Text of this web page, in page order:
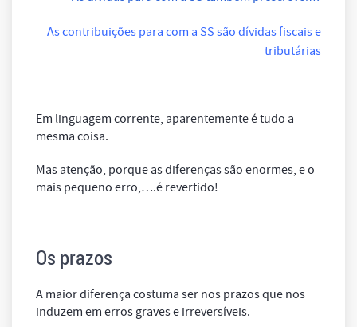
As contribuições para com a SS são dívidas fiscais e
tributárias
Em linguagem corrente, aparentemente é tudo a
mesma coisa.
Mas atenção, porque as diferenças são enormes, e o
mais pequeno erro,….é revertido!
Os prazos
A maior diferença costuma ser nos prazos que nos
induzem em erros graves e irreversíveis.